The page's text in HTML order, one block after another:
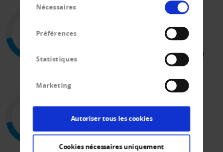
duNécessaires
Préférences
Statistiques
Marketing
Autoriser tous les cookies
Cookies nécessaires uniquement
d'entreprises (dans le monde)
12000
membres